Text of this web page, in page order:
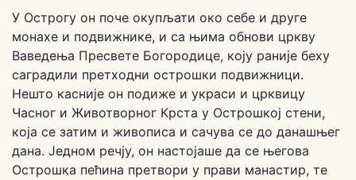
У Острогу он поче окупљати око себе и друге
монахе и подвижнике, и са њима обнови цркву
Ваведења Пресвете Богородице, коју раније беху
саградили претходни острошки подвижници.
Нешто касније он подиже и украси и црквицу
Часног и Животворног Крста у Острошкој стени,
која се затим и живописа и сачува се до данашњег
дана. Једном речју, он настојаше да се његова
Острошка пећина претвори у прави манастир, те